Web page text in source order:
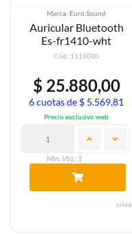
Marca: Euro Sound
Auricular Bluetooth
Es-fr1410-wht
Cód: 1119080
$ 25.880,00
6 cuotas de $ 5.569,81
Precio exclusivo web
Min. Vta.: 1
c/iva